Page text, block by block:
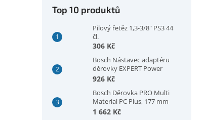
Top 10 produktů
Pilový řetěz 1,3-3/8" PS3 44
čl.
306 Kč
Bosch Nástavec adaptéru
děrovky EXPERT Power
Change Plus, šestihranná
(2608902032)
926 Kč
Bosch Děrovka PRO Multi
Material PC Plus, 177 mm
(2608594421)
1 662 Kč